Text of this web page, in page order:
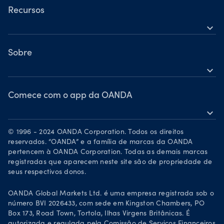
TradingView
Recursos
expand_more
Ajuda
Sobre
expand_more
Grupo OANDA
Prêmios
Carreiras
Documentos legais
Comece com o app da OANDA
expand_more
Baixe na App Store
Disponível no Google Play
Negociar pelo TradingView
© 1996 - 2024 OANDA Corporation. Todos os direitos
reservados. “OANDA” e a família de marcas da OANDA
pertencem à OANDA Corporation. Todas as demais marcas
registradas que aparecem neste site são de propriedade de
seus respectivos donos.
OANDA Global Markets Ltd. é uma empresa registrada sob o
número BVI 2026433, com sede em Kingston Chambers, PO
Box 173, Road Town, Tortola, Ilhas Virgens Britânicas. É